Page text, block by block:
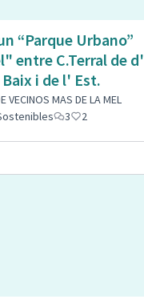
“Parque Urbano”
entre C.Terral de d'
i de l' Est.
VECINOS MAS DE LA MEL
3 2